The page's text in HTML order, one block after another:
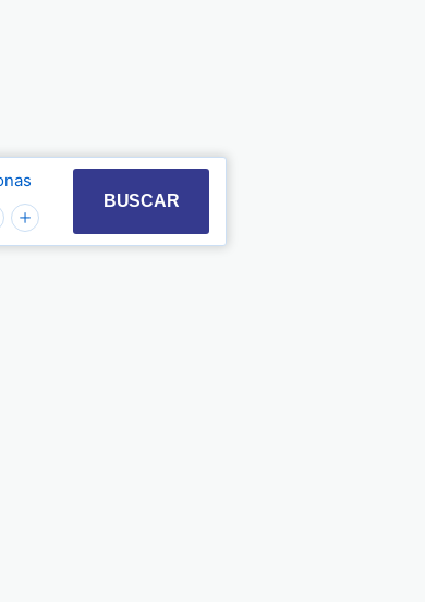
calendar and select a date. Press the
with the calendar and select a date.
BUSCAR